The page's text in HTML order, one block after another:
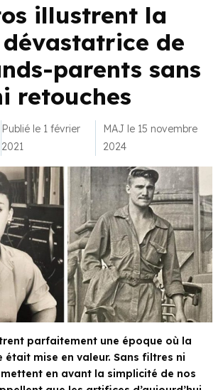
illustrent la
de
parents sans
retouches
Publié le 1 février
2021
MAJ le 15 novembre
2024
parfaitement une époque où la
était mise en valeur. Sans filtres ni
en avant la simplicité de nos